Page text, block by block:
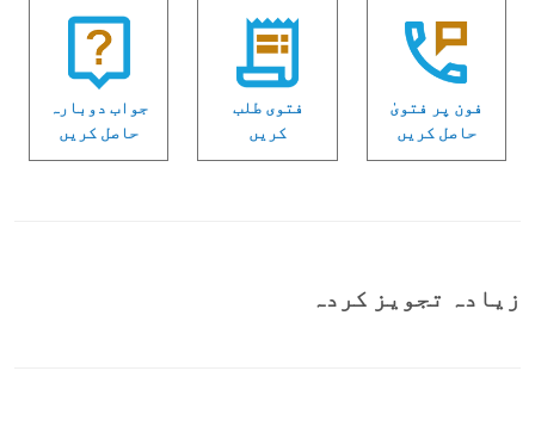
فون پر فتویٰ
حاصل کریں
فتوی طلب
کریں
جواب دوبارہ
حاصل کریں
زیادہ تجویز کردہ